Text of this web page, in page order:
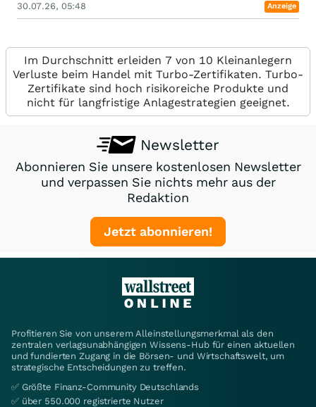
30.07.26, 05:48 Anzeige
Im Durchschnitt erleiden 7 von 10 Kleinanlegern
Verluste beim Handel mit Turbo-Zertifikaten. Turbo-
Zertifikate sind hoch risikoreiche Produkte und
nicht für langfristige Anlagestrategien geeignet.
Newsletter
Abonnieren Sie unsere kostenlosen Newsletter
und verpassen Sie nichts mehr aus der
Redaktion
Jetzt abonnieren!
Profitieren Sie von unserem Alleinstellungsmerkmal als den
zentralen verlagsunabhängigen Wissens-Hub für einen aktuellen
und fundierten Zugang in die Börsen- und Wirtschaftswelt, um
strategische Entscheidungen zu treffen.
✅ Größte Finanz-Community Deutschlands
✅ über 550.000 registrierte Nutzer